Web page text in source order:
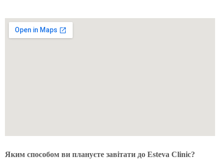
Яким способом ви плануєте завітати до Esteva Clinic?